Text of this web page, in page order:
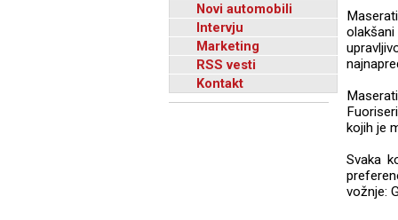
Novi automobili
Intervju
Marketing
RSS vesti
Kontakt
kojih je
Svaka
vožnje: